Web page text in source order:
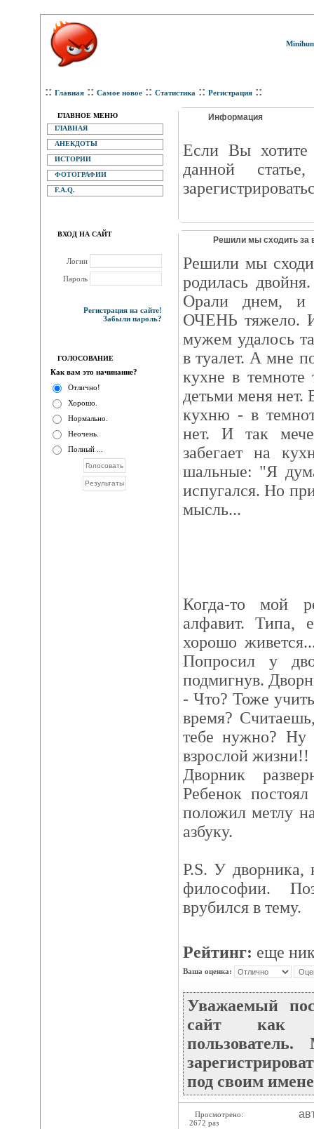
:: Главная :: Самое новое :: Статистика :: Регистрация ::
ГЛАВНОЕ МЕНЮ
ГЛАВНАЯ
АНЕКДОТЫ
ИСТОРИИ
ФОТОГРАФИИ
F.A.Q.
ВХОД НА САЙТ
Логин
Пароль
Регистрация на сайте!
Забыли пароль?
ГОЛОСОВАНИЕ
Как вам это начинание?
Отлично!
Хорошо.
Нормально.
Неочень.
Полный ...
Информация
Eсли Вы хотите
данной
Решили мы сходить за
Решили мы
родилась
Орали днем, и
ОЧЕНЬ тяжело.
мужем удалось
в туалет. А мне
кухне в
детьми меня нет.
кухню - в
нет. И так
забегает на
шальные: "Я
испугался. Но
мысль...
Когда-то мой
алфавит.
хорошо
Попросил у
подмигнув.
- Что? Тоже
время?
тебе нужно? Ну
взрослой жизни!!
Дворник
Ребенок
положил метлу
азбуку.
P.S. У дворника,
философии.
врубился в тему.
Рейтинг: еще
Ваша оценка:
Уважаемый
сайт как
под своим
Просмотрено:
2672 раз